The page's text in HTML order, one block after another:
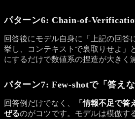
パターン6: Chain-of-
回答後にモデル自身に「上記の回答
挙し、コンテキストで裏取りせよ」
にするだけで数値系の捏造が大きく
パターン7: Few-shotで「答え
回答例だけでなく、
「情報不足で
ぜるのがコツです。モデルは模倣す